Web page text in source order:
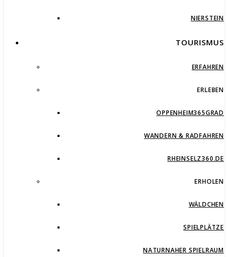
NIERSTEIN
TOURISMUS
ERFAHREN
ERLEBEN
OPPENHEIM365GRAD
WANDERN & RADFAHREN
RHEINSELZ360.DE
ERHOLEN
WÄLDCHEN
SPIELPLÄTZE
NATURNAHER SPIELRAUM